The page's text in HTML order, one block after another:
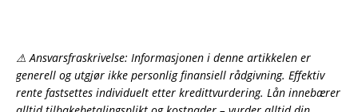
⚠ Ansvarsfraskrivelse: Informasjonen i denne artikkelen er
generell og utgjør ikke personlig finansiell rådgivning. Effektiv
rente fastsettes individuelt etter kredittvurdering. Lån innebærer